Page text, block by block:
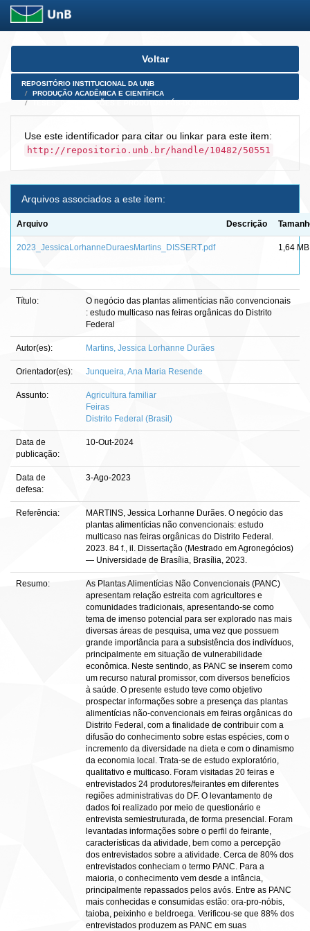
Skip
Voltar
REPOSITÓRIO INSTITUCIONAL DA UNB
PRODUÇÃO ACADÊMICA E CIENTÍFICA
Use este identificador para citar ou linkar para este item:
http://repositorio.unb.br/handle/10482/50551
Arquivos associados a este item:
Arquivo Descrição
2023_JessicaLorhanneDuraesMartins_DISSERT.pdf 1,64 MB
Título:
O negócio das plantas alimentícias não convencionais
: estudo multicaso nas feiras orgânicas do Distrito
Federal
Autor(es): Martins, Jessica Lorhanne Durães
Orientador(es): Junqueira, Ana Maria Resende
Assunto:
Agricultura familiar
Feiras
Distrito Federal (Brasil)
Data de
publicação:
10-Out-2024
Data de
defesa:
3-Ago-2023
Referência:
MARTINS, Jessica Lorhanne Durães. O negócio das
plantas alimentícias não convencionais: estudo
multicaso nas feiras orgânicas do Distrito Federal.
2023. 84 f., il. Dissertação (Mestrado em Agronegócios)
— Universidade de Brasília, Brasília, 2023.
Resumo:
As Plantas Alimentícias Não Convencionais (PANC)
apresentam relação estreita com agricultores e
comunidades tradicionais, apresentando-se como
tema de imenso potencial para ser explorado nas mais
diversas áreas de pesquisa, uma vez que possuem
grande importância para a subsistência dos indivíduos,
principalmente em situação de vulnerabilidade
econômica. Neste sentindo, as PANC se inserem como
um recurso natural promissor, com diversos benefícios
à saúde. O presente estudo teve como objetivo
prospectar informações sobre a presença das plantas
alimentícias não-convencionais em feiras orgânicas do
Distrito Federal, com a finalidade de contribuir com a
difusão do conhecimento sobre estas espécies, com o
incremento da diversidade na dieta e com o dinamismo
da economia local. Trata-se de estudo exploratório,
qualitativo e multicaso. Foram visitadas 20 feiras e
entrevistados 24 produtores/feirantes em diferentes
regiões administrativas do DF. O levantamento de
dados foi realizado por meio de questionário e
entrevista semiestruturada, de forma presencial. Foram
levantadas informações sobre o perfil do feirante,
características da atividade, bem como a percepção
dos entrevistados sobre a atividade. Cerca de 80% dos
entrevistados conheciam o termo PANC. Para a
maioria, o conhecimento vem desde a infância,
principalmente repassados pelos avós. Entre as PANC
mais conhecidas e consumidas estão: ora-pro-nóbis,
taioba, peixinho e beldroega. Verificou-se que 88% dos
entrevistados produzem as PANC em suas